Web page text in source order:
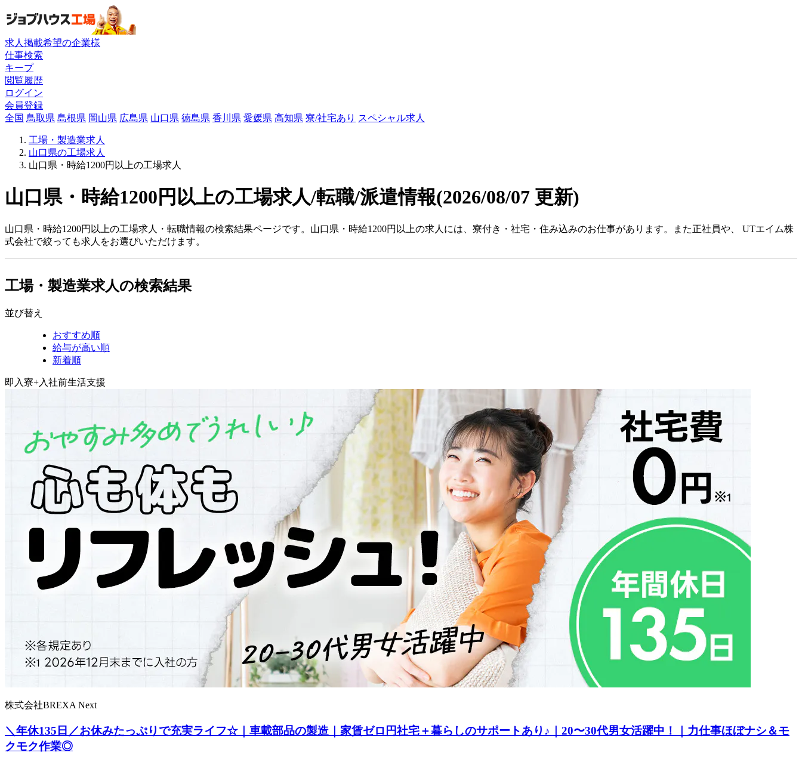
求人掲載希望の企業様
仕事検索
キープ
閲覧履歴
ログイン
会員登録
全国 鳥取県 島根県 岡山県 広島県 山口県 徳島県 香川県 愛媛県 高知県 寮/社宅あり スペシャル求人
工場・製造業求人
山口県の工場求人
山口県・時給1200円以上の工場求人
山口県・時給1200円以上の工場求人/転職/派遣情報(2026/08/07 更新)
山口県・時給1200円以上の工場求人・転職情報の検索結果ページです。山口県・時給1200円以上の求人には、寮付き・社宅・住み込みのお仕事があります。また正社員や、 UTエイム株
式会社で絞っても求人をお選びいただけます。
工場・製造業求人の検索結果
並び替え
おすすめ順
給与が高い順
新着順
即入寮+入社前生活支援
株式会社BREXA Next
＼年休135日／お休みたっぷりで充実ライフ☆｜車載部品の製造｜家賃ゼロ円社宅＋暮らしのサポートあり♪｜20〜30代男女活躍中！｜力仕事ほぼナシ＆モ
クモク作業◎